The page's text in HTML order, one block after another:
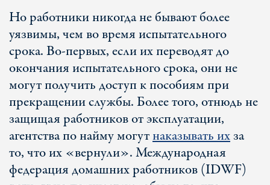
Но работники никогда не бывают более
уязвимы, чем во время испытательного
срока. Во-первых, если их переводят до
окончания испытательного срока, они не
могут получить доступ к пособиям при
прекращении службы. Более того, отнюдь не
защищая работников от эксплуатации,
агентства по найму могутнаказывать ихза
то, что их «вернули». Международная
федерация домашних работников (IDWF)